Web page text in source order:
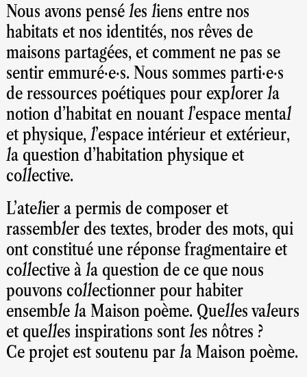
Nous avons pensé les liens entre nos
habitats et nos identités, nos rêves de
maisons partagées, et comment ne pas se
sentir emmuré·e·s. Nous sommes parti·e·s
de ressources poétiques pour explorer la
notion d’habitat en nouant l’espace mental
et physique, l’espace intérieur et extérieur,
la question d’habitation physique et
collective.
L’atelier a permis de composer et
rassembler des textes, broder des mots, qui
ont constitué une réponse fragmentaire et
collective à la question de ce que nous
pouvons collectionner pour habiter
ensemble la Maison poème. Quelles valeurs
et quelles inspirations sont les nôtres ?
Ce projet est soutenu par la Maison poème.